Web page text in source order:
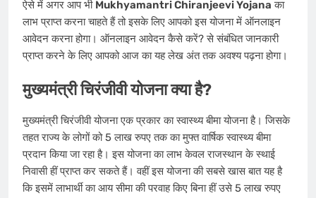
ऐसे में अगर आप भी Mukhyamantri Chiranjeevi Yojana का
लाभ प्राप्त करना चाहते हैं तो इसके लिए आपको इस योजना में ऑनलाइन
आवेदन करना होगा। ऑनलाइन आवेदन कैसे करें? से संबंधित जानकारी
प्राप्त करने के लिए आपको आज का यह लेख अंत तक अवश्य पढ़ना होगा।
मुख्यमंत्री चिरंजीवी योजना क्या है?
मुख्यमंत्री चिरंजीवी योजना एक प्रकार का स्वास्थ्य बीमा योजना है। जिसके
तहत राज्य के लोगों को 5 लाख रुपए तक का मुफ्त वार्षिक स्वास्थ्य बीमा
प्रदान किया जा रहा है। इस योजना का लाभ केवल राजस्थान के स्थाई
निवासी हीं प्राप्त कर सकते हैं। वहीं इस योजना की सबसे खास बात यह है
कि इसमें लाभार्थी का आय सीमा की परवाह किए बिना हीं उसे 5 लाख रुपए